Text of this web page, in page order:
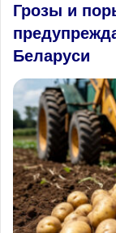
Грозы и
Беларуси